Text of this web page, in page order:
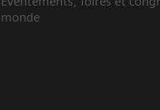
monde